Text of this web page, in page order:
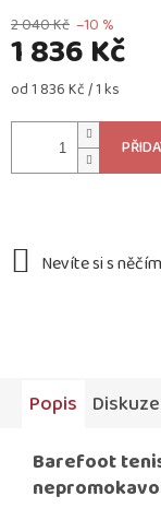
2 040 Kč –10 %
1 836 Kč
Měrná
od 1 836 Kč / 1 ks
Popis Diskuze
Barefoot